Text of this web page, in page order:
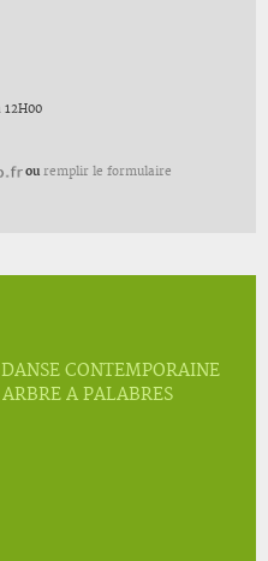
12H00
ou remplir le formulaire
CONTEMPORAINE
A PALABRES